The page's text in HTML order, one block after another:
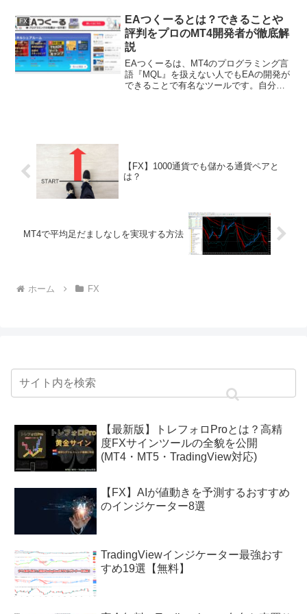
在します。この記事では、FXとCFDの違
いを知りたい...
FX
EAつくーるとは？できることや
評判をプロのMT4開発者が徹底解
説
EAつくーるは、MT4のプログラミング言
語『MQL』を扱えない人でもEAの開発が
できることで有名なツールです。自分が
【FX】1000通貨でも儲かる通貨ペアと
は？
MT4で平均足だましなしを実現する方法
ホーム FX
【最新版】トレフォロProとは？高精
度FXサインツールの全貌を公開
(MT4・MT5・TradingView対応)
【FX】AIが値動きを予測するおすすめ
のインジケーター8選
TradingViewインジケーター最強おす
すめ19選【無料】